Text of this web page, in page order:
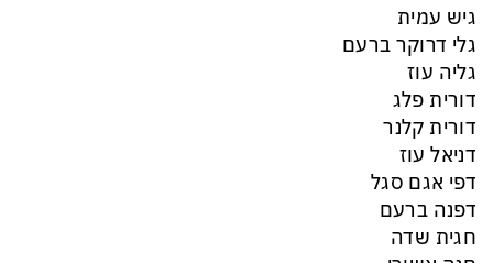
גיש עמית
גלי דרוקר ברעם
גליה עוז
דורית פלג
דורית קלנר
דניאל עוז
דפי אגם סגל
דפנה ברעם
חגית שדה